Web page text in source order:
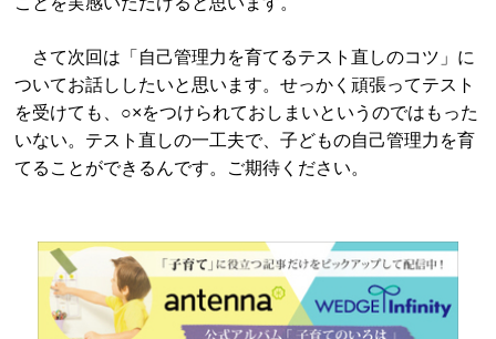
さて次回は「自己管理力を育てるテスト直しのコツ」に
ついてお話ししたいと思います。せっかく頑張ってテスト
を受けても、○×をつけられておしまいというのではもった
いない。テスト直しの一工夫で、子どもの自己管理力を育
てることができるんです。ご期待ください。